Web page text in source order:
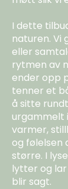
I dette
naturen. Vi
eller
rytmen av
ender opp
tenner et
å sitte
urgammelt
varmer,
og følelsen
større. I
lytter og
blir sagt.